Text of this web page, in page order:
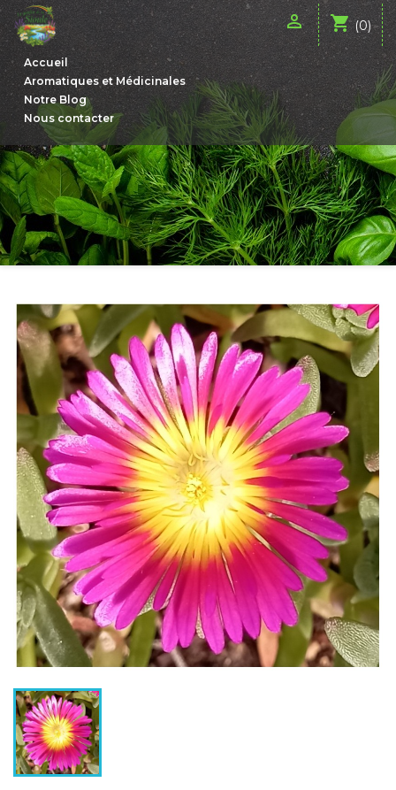
shopping_cart (0)

Accueil
Aromatiques et Médicinales
Notre Blog
Nous contacter